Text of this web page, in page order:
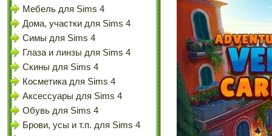
Мебель для Sims 4
Дома, участки для Sims 4
Симы для Sims 4
Глаза и линзы для Sims 4
Скины для Sims 4
Косметика для Sims 4
Аксессуары для Sims 4
Обувь для Sims 4
Брови, усы и т.п. для Sims 4